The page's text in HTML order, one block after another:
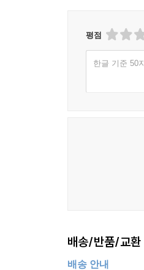
평점
한글 기준 50
배송/반품/교환
배송 안내